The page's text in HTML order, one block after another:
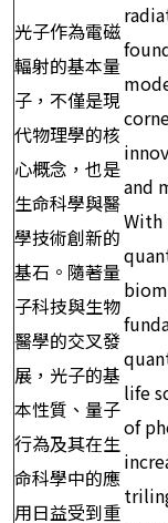
光子作為電磁
輻射的基本量
子，不僅是現
代物理學的核
心概念，也是
生命科學與醫
學技術創新的
基石。隨著量
子科技與生物
醫學的交叉發
展，光子的基
本性質、量子
行為及其在生
命科學中的應
用日益受到重
and
With
life
of